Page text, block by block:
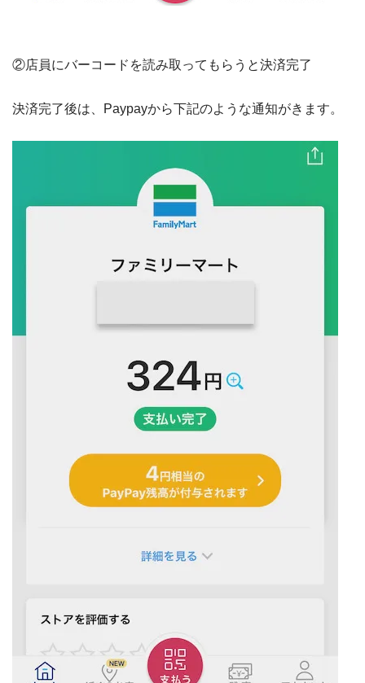
②店員にバーコードを読み取ってもらうと決済完了
決済完了後は、Paypayから下記のような通知がきます。